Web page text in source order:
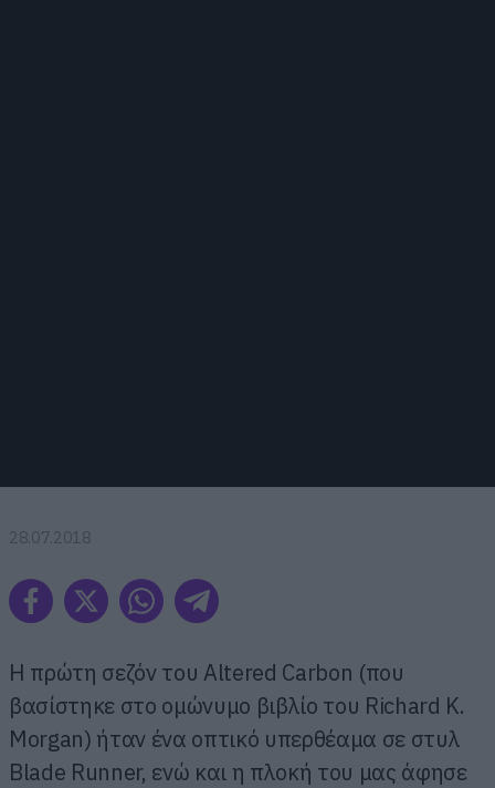
28.07.2018
Η πρώτη σεζόν του Altered Carbon (που
βασίστηκε στο ομώνυμο βιβλίο του Richard K.
Morgan) ήταν ένα οπτικό υπερθέαμα σε στυλ
Blade Runner, ενώ και η πλοκή του μας άφησε